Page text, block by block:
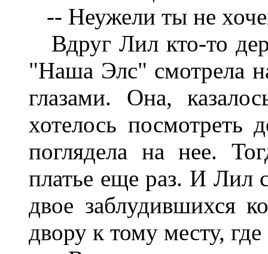
-- Неужели ты не
Вдруг Лил кто-то
"Наша Элс" смотрела
глазами. Она,
хотелось посмотреть
поглядела на нее.
платье еще раз. И Лил
двое заблудившихся
двору к тому месту,